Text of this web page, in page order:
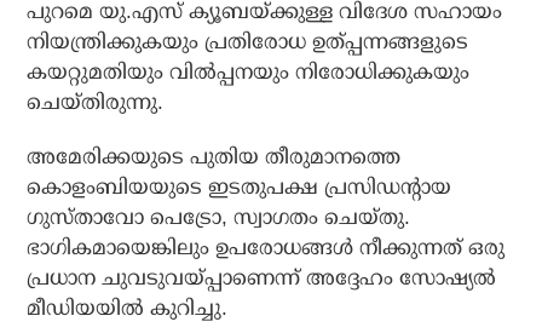
പുറമെ യു.എസ് ക്യൂബയ്ക്കുള്ള വിദേശ സഹായം
നിയന്ത്രിക്കുകയും പ്രതിരോധ ഉത്പ്പന്നങ്ങളുടെ
കയറ്റുമതിയും വില്‍പ്പനയും നിരോധിക്കുകയും
ചെയ്തിരുന്നു.
അമേരിക്കയുടെ പുതിയ തീരുമാനത്തെ
കൊളംബിയയുടെ ഇടതുപക്ഷ പ്രസിഡന്റായ
ഗുസ്താവോ പെട്രോ, സ്വാഗതം ചെയ്തു.
ഭാഗികമായെങ്കിലും ഉപരോധങ്ങള്‍ നീക്കുന്നത് ഒരു
പ്രധാന ചുവടുവയ്പ്പാണെന്ന് അദ്ദേഹം സോഷ്യല്‍
മീഡിയയില്‍ കുറിച്ചു.